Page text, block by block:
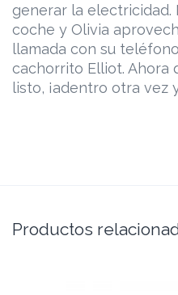
generar la electricidad.
coche y Olivia
llamada con su
cachorrito Elliot. Ahora
listo, ¡adentro otra vez
Productos